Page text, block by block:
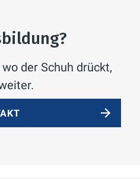
der Schuh drückt,